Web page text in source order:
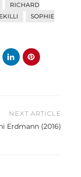
RICHARD
SOPHIE
NEXT ARTICLE
Erdmann (2016)